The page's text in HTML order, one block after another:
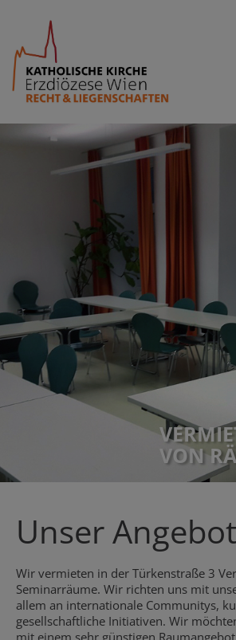
VON
Unser Angebot
Wir vermieten in der Türkenstraße 3
Seminarräume. Wir richten uns mit
allem an internationale Communitys,
gesellschaftliche Initiativen. Wir
mit einem sehr günstigen